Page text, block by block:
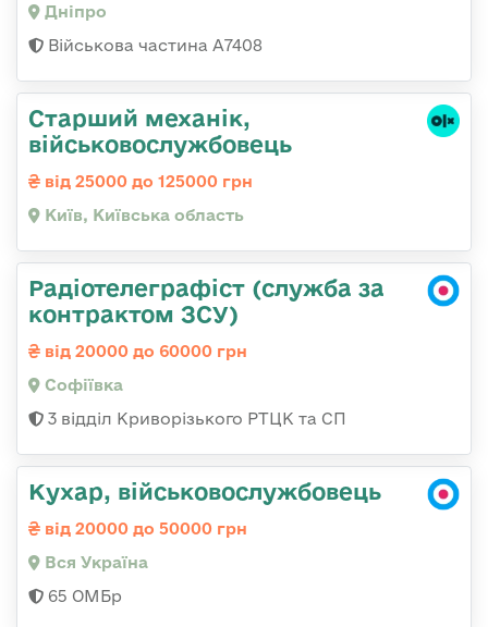
Дніпро
Військова частина А7408
Стаpший механік,
військовослужбовець
від 25000 до 125000 грн
Київ, Київська область
Радіотелеграфіст (служба за
контрактом ЗСУ)
від 20000 до 60000 грн
Софіївка
3 відділ Криворізького РТЦК та СП
Кухар, військовослужбовець
від 20000 до 50000 грн
Вся Україна
65 ОМБр